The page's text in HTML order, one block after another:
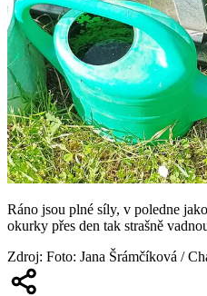
Ráno jsou plné síly, v poledne
okurky přes den tak strašně
Zdroj: Foto: Jana Šrámčíková /